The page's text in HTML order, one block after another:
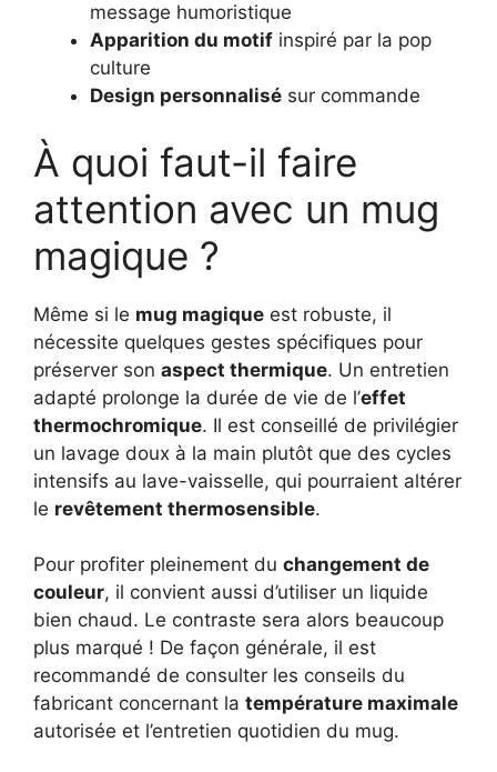
message humoristique
Apparition du motif inspiré par la pop
culture
Design personnalisé sur commande
À quoi faut-il faire
attention avec un mug
magique ?
Même si le mug magique est robuste, il
nécessite quelques gestes spécifiques pour
préserver son aspect thermique. Un entretien
adapté prolonge la durée de vie de l’effet
thermochromique. Il est conseillé de privilégier
un lavage doux à la main plutôt que des cycles
intensifs au lave-vaisselle, qui pourraient altérer
le revêtement thermosensible.
Pour profiter pleinement du changement de
couleur, il convient aussi d’utiliser un liquide
bien chaud. Le contraste sera alors beaucoup
plus marqué ! De façon générale, il est
recommandé de consulter les conseils du
fabricant concernant la température maximale
autorisée et l’entretien quotidien du mug.